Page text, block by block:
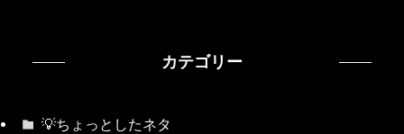
カテゴリー
💡ちょっとしたネタ